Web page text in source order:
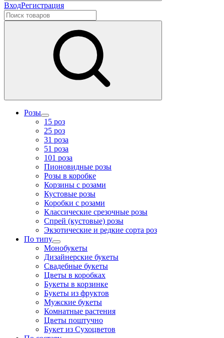
ВходРегистрация
Розы
15 роз
25 роз
31 роза
51 роза
101 роза
Пионовидные розы
Розы в коробке
Корзины с розами
Кустовые розы
Коробки с розами
Классические срезочные розы
Спрей (кустовые) розы
Экзотические и редкие сорта роз
По типу
Монобукеты
Дизайнерские букеты
Свадебные букеты
Цветы в коробках
Букеты в корзинке
Букеты из фруктов
Мужские букеты
Комнатные растения
Цветы поштучно
Букет из Сухоцветов